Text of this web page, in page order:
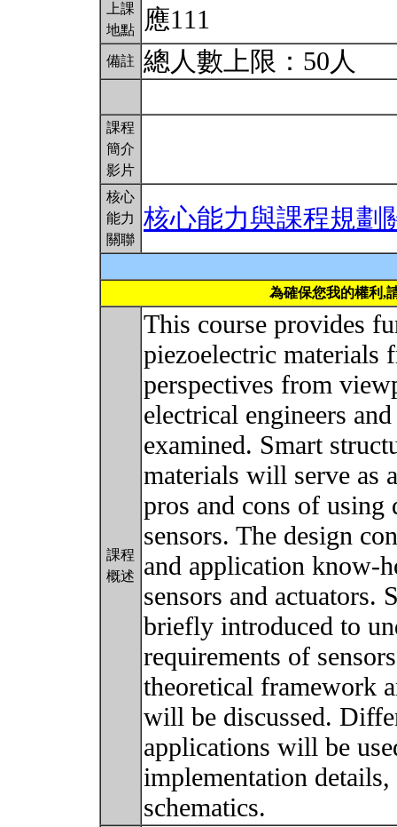
上課
地點
應111
備註 總人數上限：50人
課程
簡介
影片
核心
能力
關聯
核心能力與課程規劃
為確保您我的權利,
課程
概述
This course provides
piezoelectric materials
perspectives from
electrical engineers
examined. Smart
materials will serve as
pros and cons of using
sensors. The design
and application know-
sensors and
briefly introduced to
requirements of
theoretical framework
will be discussed.
applications will be
implementation
schematics.